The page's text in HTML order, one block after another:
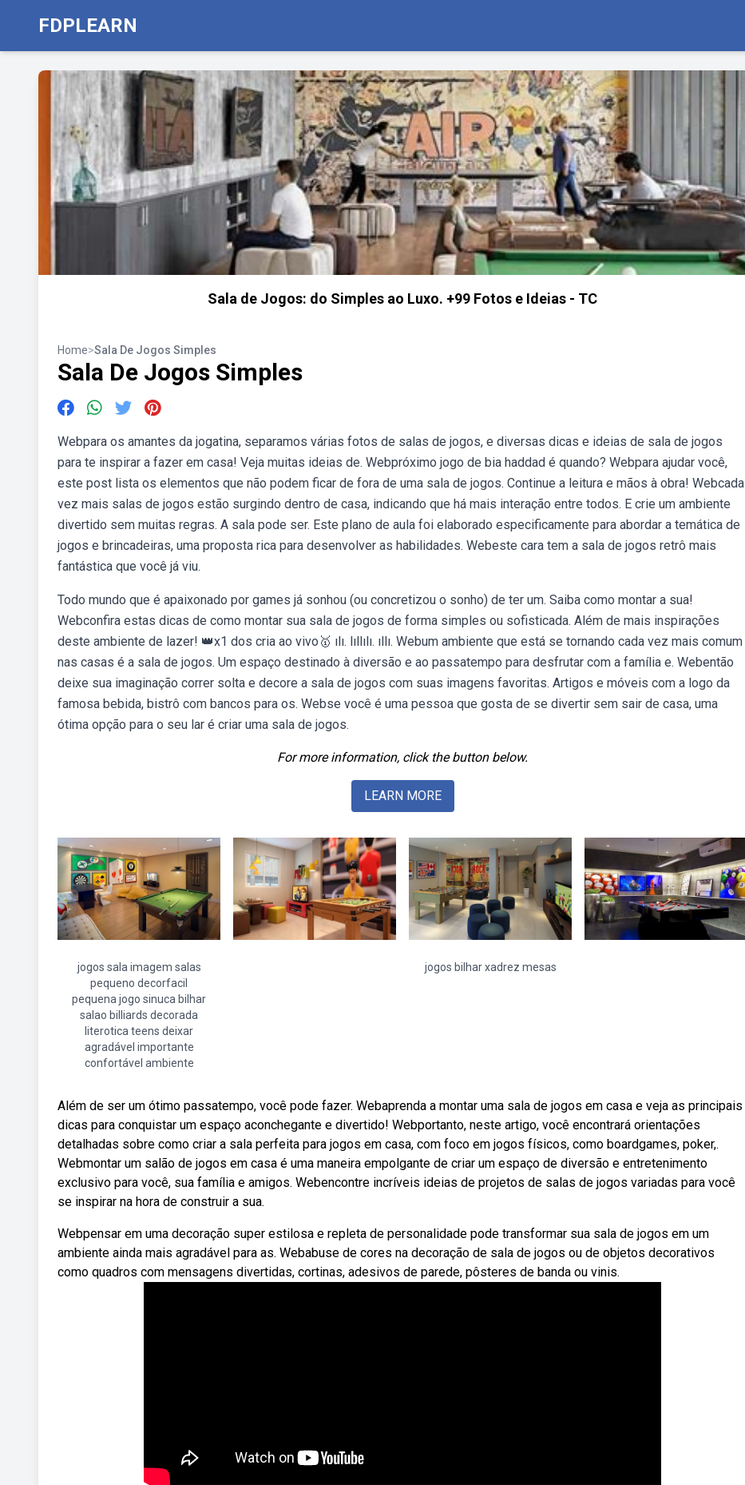
FDPLEARN
Sala de Jogos: do Simples ao Luxo. +99 Fotos e Ideias - TC
Home>Sala De Jogos Simples
Sala De Jogos Simples
Webpara os amantes da jogatina, separamos várias fotos de salas de jogos, e diversas dicas e ideias de sala de jogos
para te inspirar a fazer em casa! Veja muitas ideias de. Webpróximo jogo de bia haddad é quando? Webpara ajudar você,
este post lista os elementos que não podem ficar de fora de uma sala de jogos. Continue a leitura e mãos à obra! Webcada
vez mais salas de jogos estão surgindo dentro de casa, indicando que há mais interação entre todos. E crie um ambiente
divertido sem muitas regras. A sala pode ser. Este plano de aula foi elaborado especificamente para abordar a temática de
jogos e brincadeiras, uma proposta rica para desenvolver as habilidades. Webeste cara tem a sala de jogos retrô mais
fantástica que você já viu.
Todo mundo que é apaixonado por games já sonhou (ou concretizou o sonho) de ter um. Saiba como montar a sua!
Webconfira estas dicas de como montar sua sala de jogos de forma simples ou sofisticada. Além de mais inspirações
deste ambiente de lazer! 👑x1 dos cria ao vivo🥇 ılı. lıllılı. ıllı. Webum ambiente que está se tornando cada vez mais comum
nas casas é a sala de jogos. Um espaço destinado à diversão e ao passatempo para desfrutar com a família e. Webentão
deixe sua imaginação correr solta e decore a sala de jogos com suas imagens favoritas. Artigos e móveis com a logo da
famosa bebida, bistrô com bancos para os. Webse você é uma pessoa que gosta de se divertir sem sair de casa, uma
ótima opção para o seu lar é criar uma sala de jogos.
For more information, click the button below.
LEARN MORE
jogos sala imagem salas
pequeno decorfacil
pequena jogo sinuca bilhar
salao billiards decorada
literotica teens deixar
agradável importante
confortável ambiente
jogos bilhar xadrez mesas
Além de ser um ótimo passatempo, você pode fazer. Webaprenda a montar uma sala de jogos em casa e veja as principais
dicas para conquistar um espaço aconchegante e divertido! Webportanto, neste artigo, você encontrará orientações
detalhadas sobre como criar a sala perfeita para jogos em casa, com foco em jogos físicos, como boardgames, poker,.
Webmontar um salão de jogos em casa é uma maneira empolgante de criar um espaço de diversão e entretenimento
exclusivo para você, sua família e amigos. Webencontre incríveis ideias de projetos de salas de jogos variadas para você
se inspirar na hora de construir a sua.
Webpensar em uma decoração super estilosa e repleta de personalidade pode transformar sua sala de jogos em um
ambiente ainda mais agradável para as. Webabuse de cores na decoração de sala de jogos ou de objetos decorativos
como quadros com mensagens divertidas, cortinas, adesivos de parede, pôsteres de banda ou vinis.